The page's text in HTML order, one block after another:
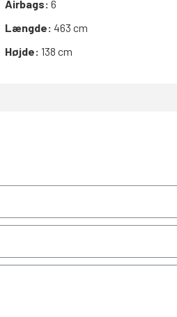
Airbags: 6
Længde: 463 cm
Højde: 138 cm